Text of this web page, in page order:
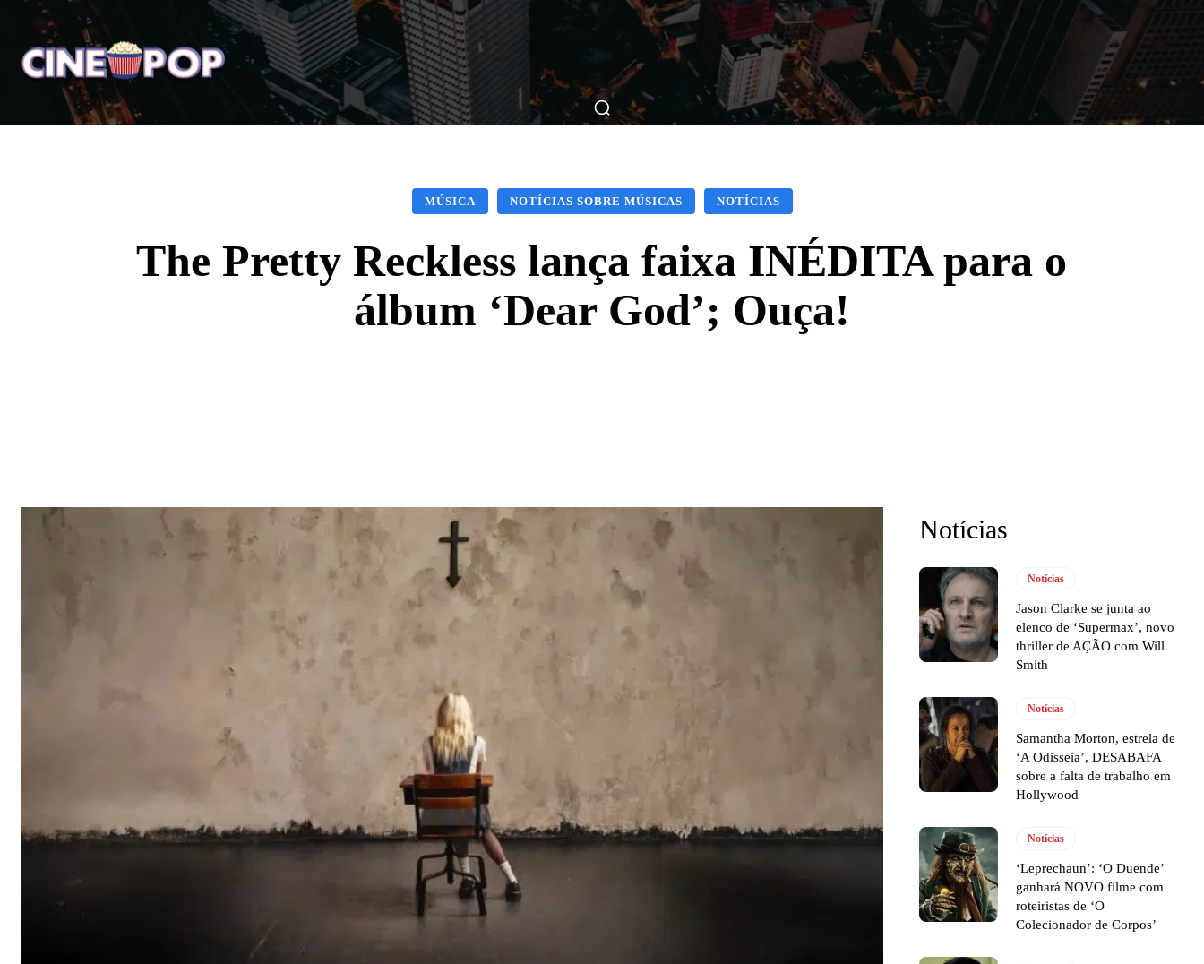
Home Notícias Críticas Breve Nos Cinemas Matérias Nos Cinemas Filmes Séries Música Gênero
MÚSICA NOTÍCIAS SOBRE MÚSICAS NOTÍCIAS
The Pretty Reckless lança faixa INÉDITA para o
álbum ‘Dear God’; Ouça!
Notícias
Notícias
Jason Clarke se junta ao
elenco de ‘Supermax’, novo
thriller de AÇÃO com Will
Smith
Notícias
Samantha Morton, estrela de
‘A Odisseia’, DESABAFA
sobre a falta de trabalho em
Hollywood
Notícias
‘Leprechaun’: ‘O Duende’
ganhará NOVO filme com
roteiristas de ‘O
Colecionador de Corpos’